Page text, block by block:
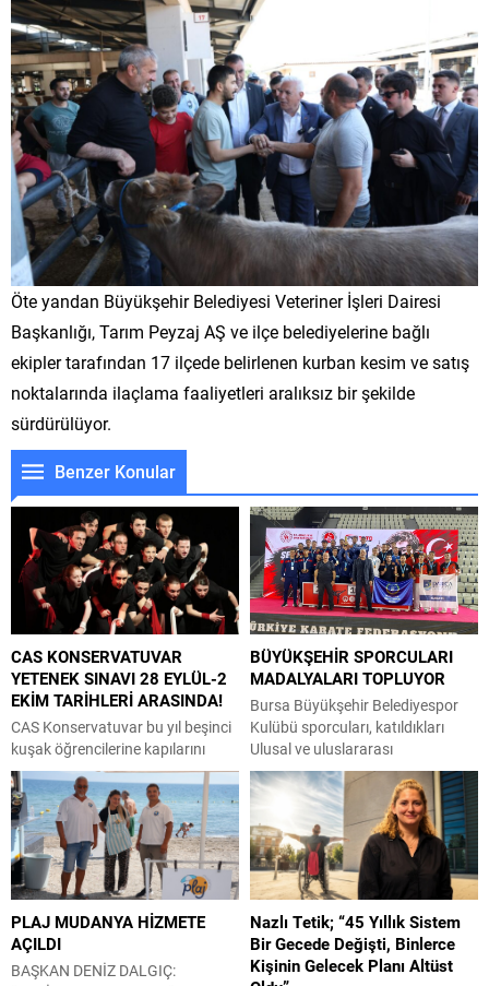
Öte yandan Büyükşehir Belediyesi Veteriner İşleri Dairesi
Başkanlığı, Tarım Peyzaj AŞ ve ilçe belediyelerine bağlı
ekipler tarafından 17 ilçede belirlenen kurban kesim ve satış
noktalarında ilaçlama faaliyetleri aralıksız bir şekilde
sürdürülüyor.
Benzer Konular
CAS KONSERVATUVAR
YETENEK SINAVI 28 EYLÜL-2
EKİM TARİHLERİ ARASINDA!
CAS Konservatuvar bu yıl beşinci
kuşak öğrencilerine kapılarını
açıyor. Konservatuvar giriş sınavı
28 Eylül ve 2 Ekim tarihleri
arasında 5 gün olarak
gerçekleşecek. TAM BURSLU
KONSERVATUVAR CAS
Konservatuvar 3 yıllık bir
oyunculuk eğitimini kapsıyor ve
tam burslu. Öğrenciler başvuru,
kayıt ya da eğitim sürecinde
herhangi bir ücret ödemiyor.
BÜYÜKŞEHİR SPORCULARI
MADALYALARI TOPLUYOR
Bursa Büyükşehir Belediyespor
Kulübü sporcuları, katıldıkları
Ulusal ve uluslararası
şampiyonalarda imza attıkları
başarılarla yeni madalyalar
kazandı. Büyükşehir Belediyespor
Kulübü sporcuları, yer aldıkları
son 2 organizasyonu da boş
geçmedi. Kocaeli’de
gerçekleştirilen Büyükler
Uluslararası Hasan Gemici-
Gazanfer Bilge Güreş
Turnuvası’nda 2 bronz madalya
PLAJ MUDANYA HİZMETE
AÇILDI
BAŞKAN DENİZ DALGIÇ:
Nazlı Tetik; “45 Yıllık Sistem
Bir Gecede Değişti, Binlerce
Kişinin Gelecek Planı Altüst